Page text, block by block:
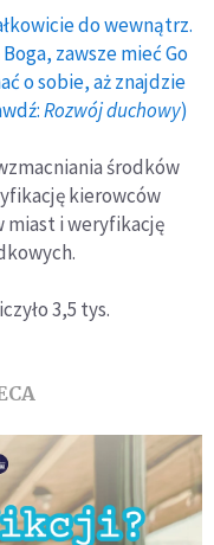
do wewnątrz.
zawsze mieć Go
o sobie, aż znajdzie
Rozwój duchowy)
środków
kierowców
miast i weryfikację
3,5 tys.